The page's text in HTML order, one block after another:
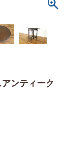
ンティーク